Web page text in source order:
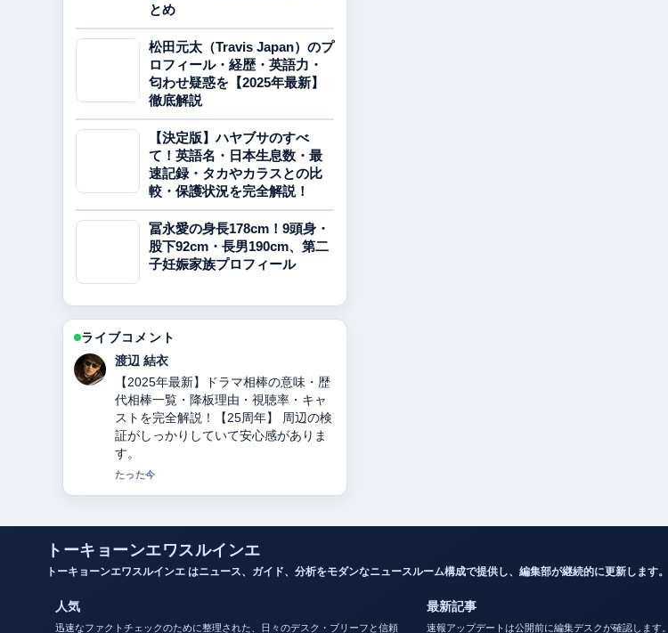
とめ
松田元太（Travis Japan）のプ
ロフィール・経歴・英語力・
匂わせ疑惑を【2025年最新】
徹底解説
【決定版】ハヤブサのすべ
て！英語名・日本生息数・最
速記録・タカやカラスとの比
較・保護状況を完全解説！
冨永愛の身長178cm！9頭身・
股下92cm・長男190cm、第二
子妊娠家族プロフィール
ライブコメント
小林 大智
東ちづるの現在、病気、夫、活動を徹
底解説 の整理がとても分かりやすいで
す。今日の中でも特に読みやすいで
す。
3 分前
トーキョーンエワスルインエ はニュース、ガイド、分析をモダンなニュースルーム構成で提供し、編集部が継続的に更新します。
迅速なファクトチェックのために整理された、日々のデスク・ブリーフと信頼
性リソース。
速報アップデートは公開前に編集デスクが確認します。